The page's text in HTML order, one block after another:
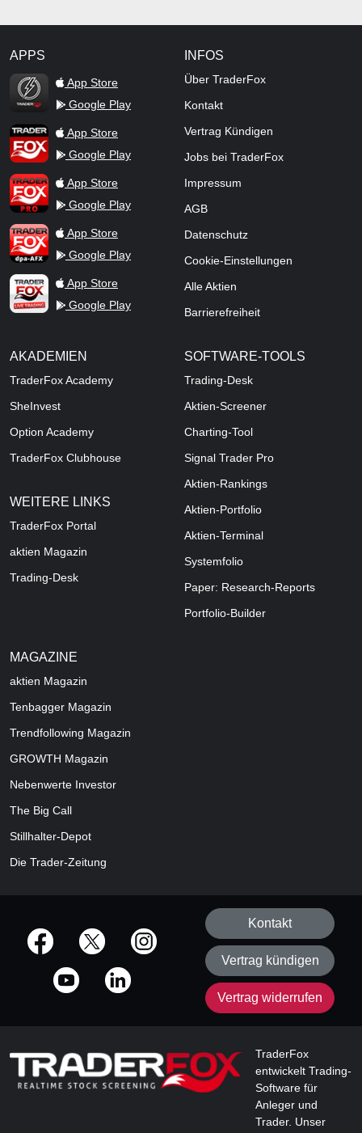
APPS
TraderFox Flash
App Store
Google Play
TraderFox AppApp Store
Google Play
TraderFox ProApp Store
Google Play
TraderFox dpa-AFX ProFeed
App Store
Google Play
TraderFox Live Trading
App Store
Google Play
INFOS
Über TraderFox
Kontakt
Vertrag Kündigen
Jobs bei TraderFox
Impressum
AGB
Datenschutz
Cookie-Einstellungen
Alle Aktien
Barrierefreiheit
AKADEMIEN
TraderFox Academy
SheInvest
Option Academy
TraderFox Clubhouse
WEITERE LINKS
TraderFox Portal
aktien Magazin
Trading-Desk
SOFTWARE-TOOLS
Trading-Desk
Aktien-Screener
Charting-Tool
Signal Trader Pro
Aktien-Rankings
Aktien-Portfolio
Aktien-Terminal
Systemfolio
Paper: Research-Reports
Portfolio-Builder
MAGAZINE
aktien Magazin
Tenbagger Magazin
Trendfollowing Magazin
GROWTH Magazin
Nebenwerte Investor
The Big Call
Stillhalter-Depot
Die Trader-Zeitung
offizielle Social Media-Accounts
Kontakt
Vertrag kündigen
Vertrag widerrufen
TraderFox
entwickelt Trading-
Software für
Anleger und
Trader. Unser